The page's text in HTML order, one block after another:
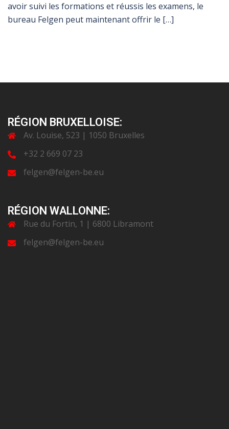
avoir suivi les formations et réussis les examens, le
bureau Felgen peut maintenant offrir le […]
RÉGION BRUXELLOISE:
Av. Louise, 523 | 1050 Bruxelles
+32 2 669 07 23
felgen@felgen-be.eu
RÉGION WALLONNE:
Rue du Fortin, 1 | 6800 Libramont
felgen@felgen-be.eu